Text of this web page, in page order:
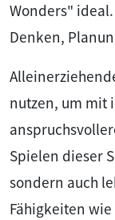
Wonders"
Denken,
nutzen, um mit
Spielen dieser
sondern auch
Fähigkeiten